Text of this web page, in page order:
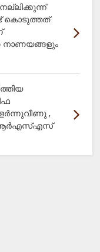
കൊടുത്തത്
നാണയങ്ങളും
,
ആർഎസ്എസ്